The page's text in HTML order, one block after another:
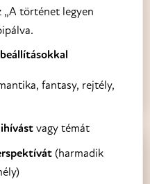
„A történet legyen
fantasy, rejtély,
vagy témát
(harmadik